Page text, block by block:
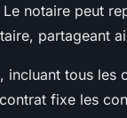
notaire peut
partageant
, incluant tous les
fixe les